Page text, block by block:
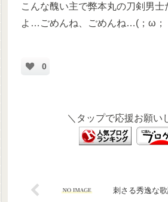
こんな醜い主で弊本丸の刀剣男士
よ…ごめんね、ごめんね…(；ω；
0
＼タップで応援お願い
刺さる秀逸な